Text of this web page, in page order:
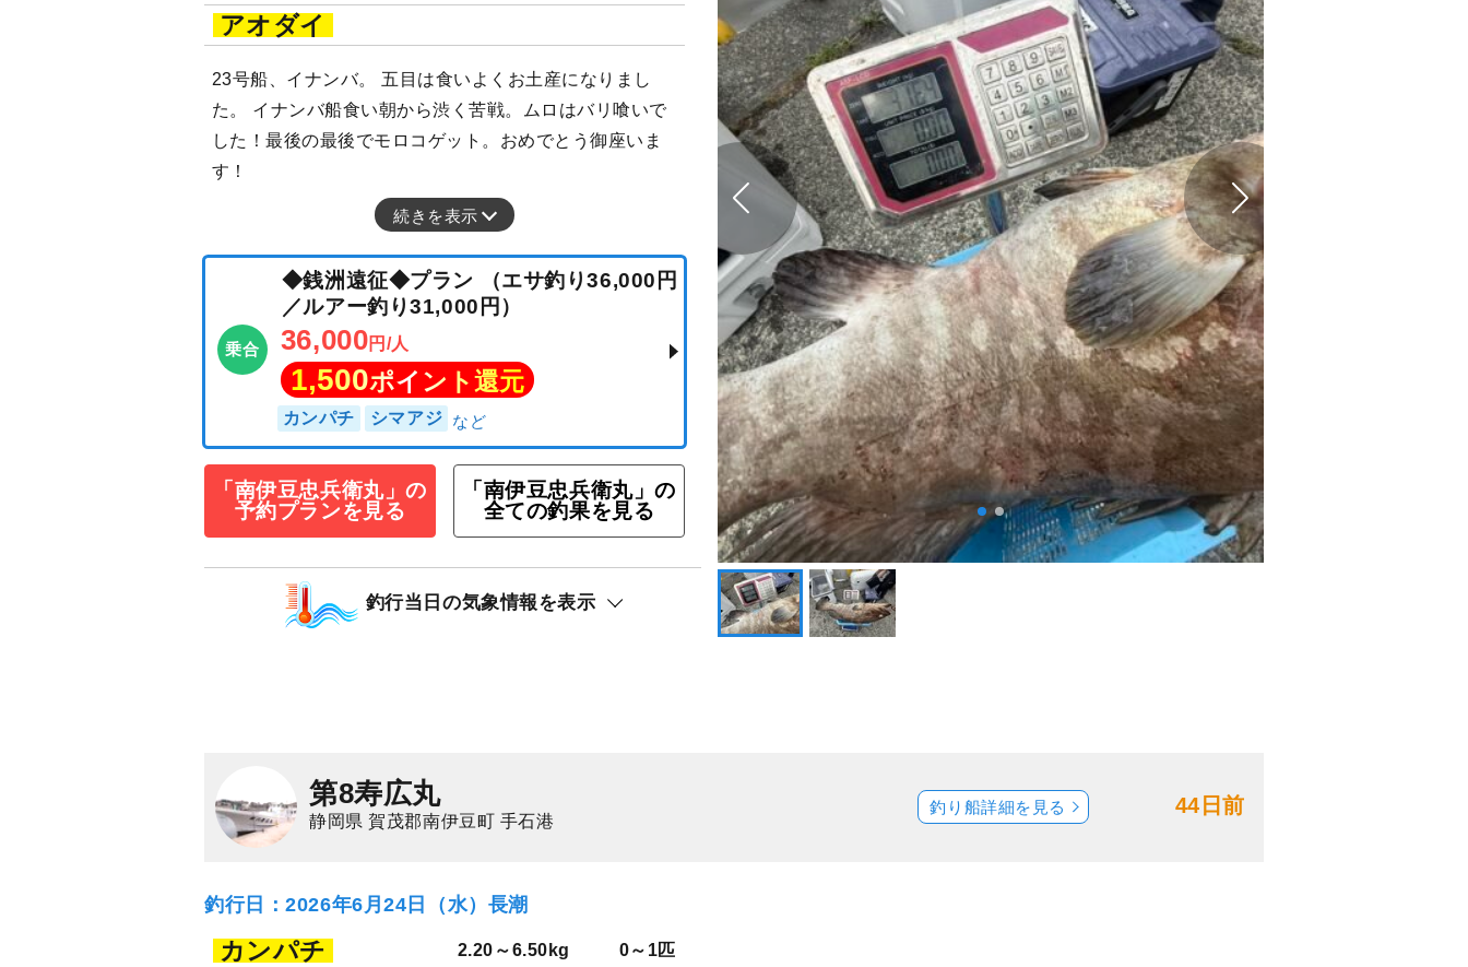
アオダイ
23号船、イナンバ。 五目は食いよくお土産になりまし
た。 イナンバ船食い朝から渋く苦戦。ムロはバリ喰いで
した！最後の最後でモロコゲット。おめでとう御座いま
す！
続きを表示
◆銭洲遠征◆プラン （エサ釣り36,000円
／ルアー釣り31,000円）
36,000円/人
1,500 ポイント還元
カンパチ シマアジ
「南伊豆忠兵衛丸」の
予約プランを見る
「南伊豆忠兵衛丸」の
全ての釣果を見る
釣行当日の気象情報を表示
第8寿広丸
静岡県 賀茂郡南伊豆町 手石港
44日前
釣り船詳細を見る
釣行日：2026年6月24日（水）長潮
カンパチ 2.20～6.50kg 0～1匹